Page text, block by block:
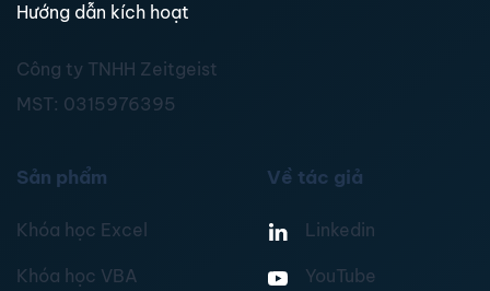
Hướng dẫn kích hoạt
Công ty TNHH Zeitgeist
MST: 0315976395
Sản phẩm
Khóa học Excel
Khóa học VBA
Về tác giả
Linkedin
YouTube